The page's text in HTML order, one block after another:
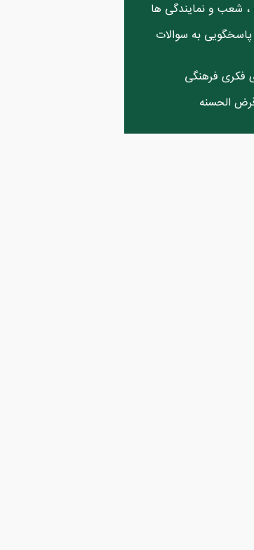
شعب و نمایندگی ها
به سوالات
فرهنگی
الحسنه